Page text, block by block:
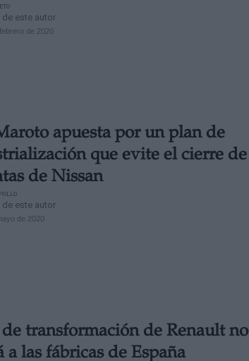
este autor
de 2020
apuesta por un plan de
que evite el cierre de
de Nissan
este autor
de 2020
transformación de Renault no
a las fábricas de España